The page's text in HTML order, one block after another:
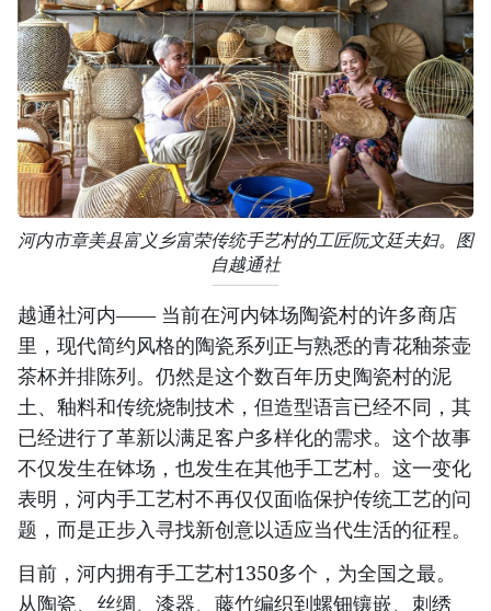
河内市章美县富义乡富荣传统手艺村的工匠阮文廷夫妇。图
自越通社
越通社河内—— 当前在河内钵场陶瓷村的许多商店
里，现代简约风格的陶瓷系列正与熟悉的青花釉茶壶
茶杯并排陈列。仍然是这个数百年历史陶瓷村的泥
土、釉料和传统烧制技术，但造型语言已经不同，其
已经进行了革新以满足客户多样化的需求。这个故事
不仅发生在钵场，也发生在其他手工艺村。这一变化
表明，河内手工艺村不再仅仅面临保护传统工艺的问
题，而是正步入寻找新创意以适应当代生活的征程。
​目前，河内拥有手工艺村1350多个，为全国之最。
从陶瓷、丝绸、漆器、藤竹编织到螺钿镶嵌、刺绣